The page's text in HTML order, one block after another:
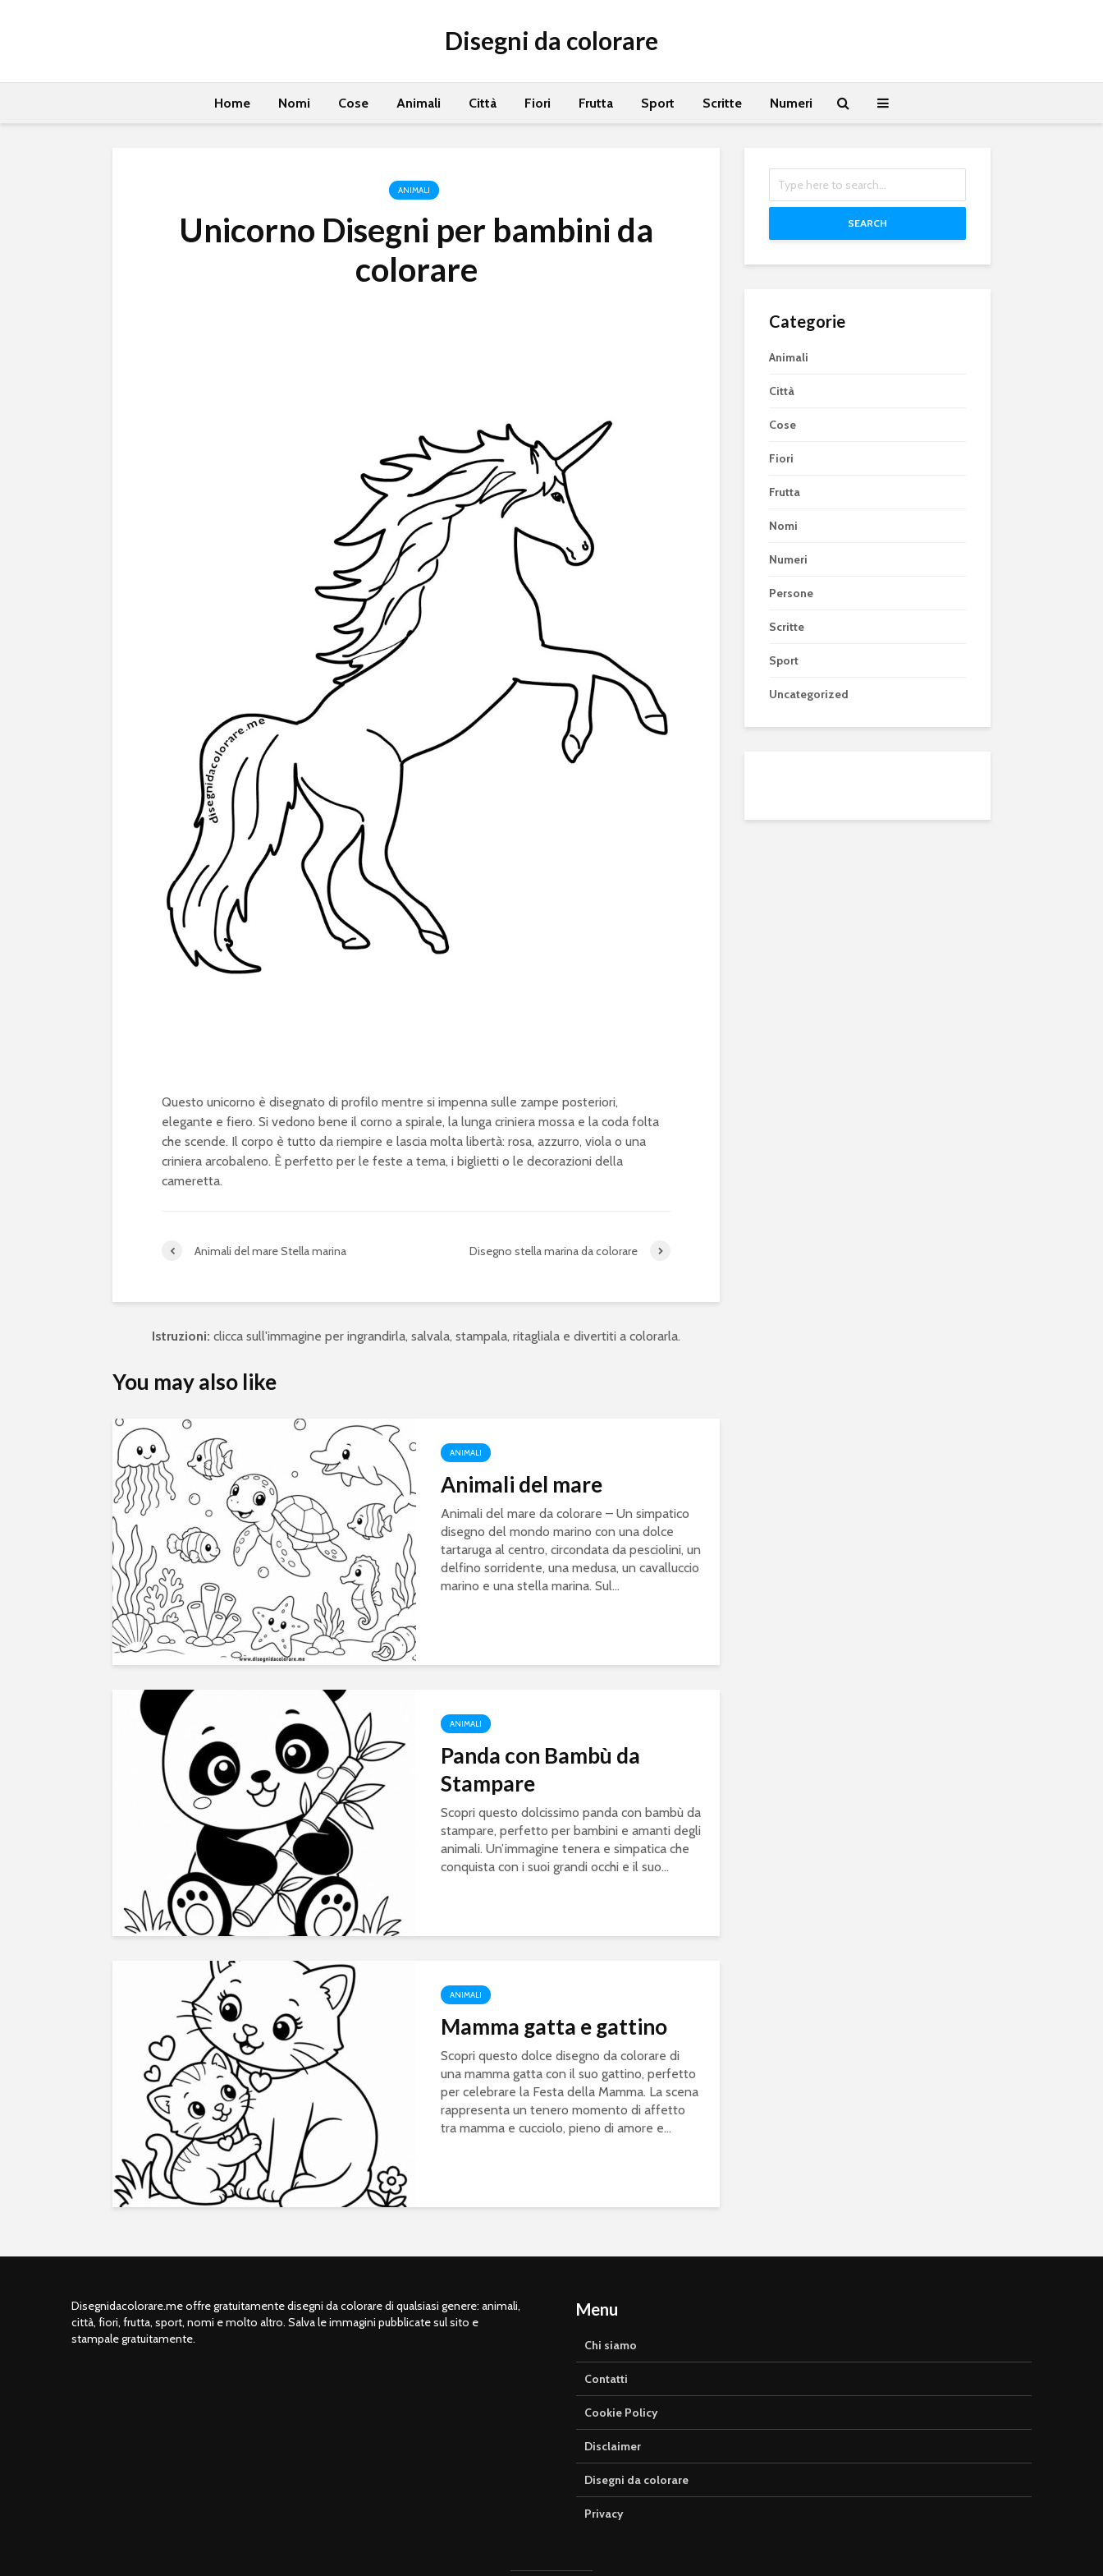
Disegni da colorare
Home Nomi Cose Animali Città Fiori Frutta Sport Scritte Numeri
ANIMALI
Unicorno Disegni per bambini da
colorare
Questo unicorno è disegnato di profilo mentre si impenna sulle zampe posteriori,
elegante e fiero. Si vedono bene il corno a spirale, la lunga criniera mossa e la coda folta
che scende. Il corpo è tutto da riempire e lascia molta libertà: rosa, azzurro, viola o una
criniera arcobaleno. È perfetto per le feste a tema, i biglietti o le decorazioni della
cameretta.
Animali del mare Stella marina Disegno stella marina da colorare
Istruzioni: clicca sull'immagine per ingrandirla, salvala, stampala, ritagliala e divertiti a colorarla.
You may also like
ANIMALI
Animali del mare
Animali del mare da colorare – Un simpatico
disegno del mondo marino con una dolce
tartaruga al centro, circondata da pesciolini, un
delfino sorridente, una medusa, un cavalluccio
marino e una stella marina. Sul...
ANIMALI
Panda con Bambù da
Stampare
Scopri questo dolcissimo panda con bambù da
stampare, perfetto per bambini e amanti degli
animali. Un’immagine tenera e simpatica che
conquista con i suoi grandi occhi e il suo...
ANIMALI
Mamma gatta e gattino
Scopri questo dolce disegno da colorare di
una mamma gatta con il suo gattino, perfetto
per celebrare la Festa della Mamma. La scena
rappresenta un tenero momento di affetto
tra mamma e cucciolo, pieno di amore e...
SEARCH
Categorie
Animali
Città
Cose
Fiori
Frutta
Nomi
Numeri
Persone
Scritte
Sport
Uncategorized
Disegnidacolorare.me offre gratuitamente disegni da colorare di qualsiasi genere: animali,
città, fiori, frutta, sport, nomi e molto altro. Salva le immagini pubblicate sul sito e
stampale gratuitamente.
Menu
Chi siamo
Contatti
Cookie Policy
Disclaimer
Disegni da colorare
Privacy